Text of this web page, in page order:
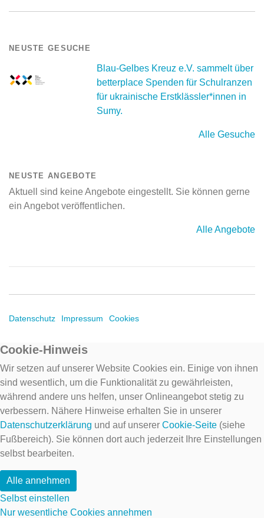
NEUSTE GESUCHE
Blau-Gelbes Kreuz e.V. sammelt über
betterplace Spenden für Schulranzen
für ukrainische Erstklässler*innen in
Sumy.
Alle Gesuche
NEUSTE ANGEBOTE
Aktuell sind keine Angebote eingestellt. Sie können gerne
ein Angebot veröffentlichen.
Alle Angebote
Datenschutz Impressum Cookies
Cookie-Hinweis
Wir setzen auf unserer Website Cookies ein. Einige von ihnen
sind wesentlich, um die Funktionalität zu gewährleisten,
während andere uns helfen, unser Onlineangebot stetig zu
verbessern. Nähere Hinweise erhalten Sie in unserer
Datenschutzerklärung und auf unserer Cookie-Seite (siehe
Fußbereich). Sie können dort auch jederzeit Ihre Einstellungen
selbst bearbeiten.
Alle annehmen
Selbst einstellen
Nur wesentliche Cookies annehmen